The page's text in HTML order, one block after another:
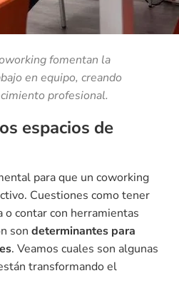
fomentan la
en equipo, creando
profesional.
espacios de
para que un coworking
Cuestiones como tener
o contar con herramientas
son determinantes para
. Veamos cuales son algunas
transformando el